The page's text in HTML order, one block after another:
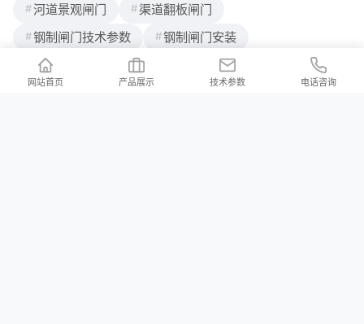
河道景观闸门
渠道翻板闸门
钢制闸门技术参数
钢制闸门安装
网站首页 产品展示 技术参数 电话咨询